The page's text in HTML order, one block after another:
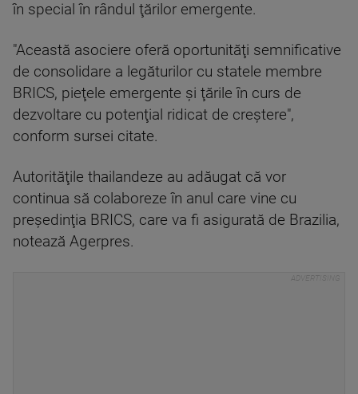
în special în rândul ţărilor emergente.
"Această asociere oferă oportunităţi semnificative
de consolidare a legăturilor cu statele membre
BRICS, pieţele emergente şi ţările în curs de
dezvoltare cu potenţial ridicat de creştere",
conform sursei citate.
Autorităţile thailandeze au adăugat că vor
continua să colaboreze în anul care vine cu
preşedinţia BRICS, care va fi asigurată de Brazilia,
notează Agerpres.